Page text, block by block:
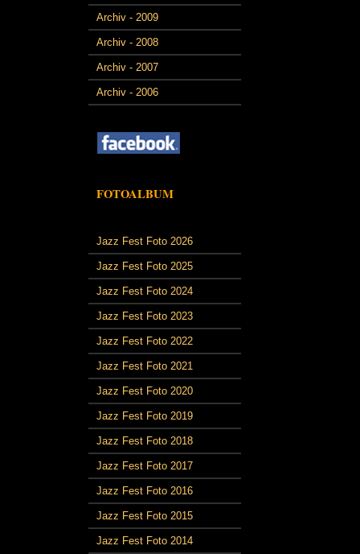
Archiv - 2009
Archiv - 2008
Archiv - 2007
Archiv - 2006
FOTOALBUM
Jazz Fest Foto 2026
Jazz Fest Foto 2025
Jazz Fest Foto 2024
Jazz Fest Foto 2023
Jazz Fest Foto 2022
Jazz Fest Foto 2021
Jazz Fest Foto 2020
Jazz Fest Foto 2019
Jazz Fest Foto 2018
Jazz Fest Foto 2017
Jazz Fest Foto 2016
Jazz Fest Foto 2015
Jazz Fest Foto 2014